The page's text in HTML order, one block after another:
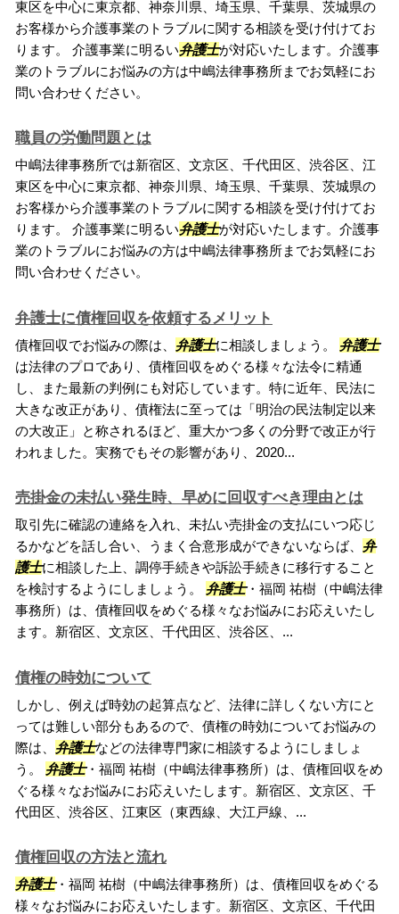
東区を中心に東京都、神奈川県、埼玉県、千葉県、茨城県の
お客様から介護事業のトラブルに関する相談を受け付けてお
ります。 介護事業に明るい弁護士が対応いたします。介護事
業のトラブルにお悩みの方は中嶋法律事務所までお気軽にお
問い合わせください。
職員の労働問題とは
中嶋法律事務所では新宿区、文京区、千代田区、渋谷区、江
東区を中心に東京都、神奈川県、埼玉県、千葉県、茨城県の
お客様から介護事業のトラブルに関する相談を受け付けてお
ります。 介護事業に明るい弁護士が対応いたします。介護事
業のトラブルにお悩みの方は中嶋法律事務所までお気軽にお
問い合わせください。
弁護士に債権回収を依頼するメリット
債権回収でお悩みの際は、 弁護士に相談しましょう。 弁護士
は法律のプロであり、債権回収をめぐる様々な法令に精通
し、また最新の判例にも対応しています。特に近年、民法に
大きな改正があり、債権法に至っては「明治の民法制定以来
の大改正」と称されるほど、重大かつ多くの分野で改正が行
われました。実務でもその影響があり、2020...
売掛金の未払い発生時、早めに回収すべき理由とは
取引先に確認の連絡を入れ、未払い売掛金の支払にいつ応じ
るかなどを話し合い、うまく合意形成ができないならば、 弁
護士に相談した上、調停手続きや訴訟手続きに移行すること
を検討するようにしましょう。 弁護士・福岡 祐樹（中嶋法律
事務所）は、債権回収をめぐる様々なお悩みにお応えいたし
ます。新宿区、文京区、千代田区、渋谷区、...
債権の時効について
しかし、例えば時効の起算点など、法律に詳しくない方にと
っては難しい部分もあるので、債権の時効についてお悩みの
際は、 弁護士などの法律専門家に相談するようにしましょ
う。 弁護士・福岡 祐樹（中嶋法律事務所）は、債権回収をめ
ぐる様々なお悩みにお応えいたします。新宿区、文京区、千
代田区、渋谷区、江東区（東西線、大江戸線、...
債権回収の方法と流れ
弁護士・福岡 祐樹（中嶋法律事務所）は、債権回収をめぐる
様々なお悩みにお応えいたします。新宿区、文京区、千代田